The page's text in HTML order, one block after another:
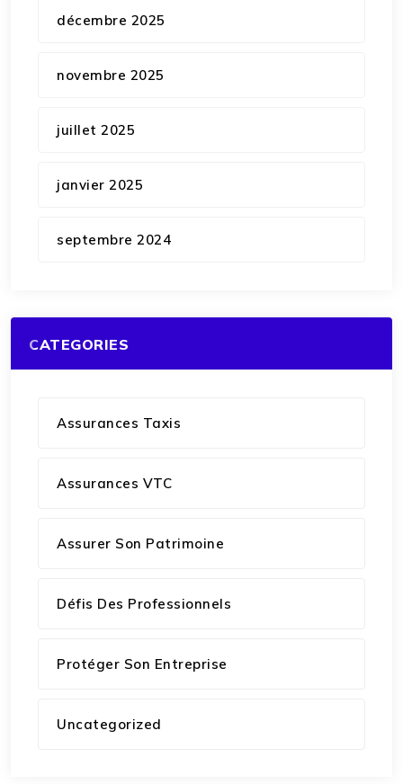
décembre 2025
novembre 2025
juillet 2025
janvier 2025
septembre 2024
CATEGORIES
Assurances Taxis
Assurances VTC
Assurer Son Patrimoine
Défis Des Professionnels
Protéger Son Entreprise
Uncategorized